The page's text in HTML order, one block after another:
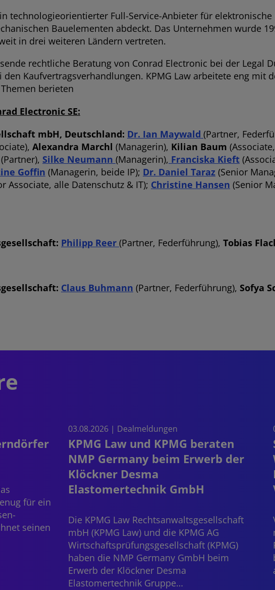
technologieorientierter Full-Service-Anbieter für
Bauelementen abdeckt. Das Unternehmen wurde
in drei weiteren Ländern vertreten.
rechtliche Beratung von Conrad Electronic bei der Legal
Kaufvertragsverhandlungen. KPMG Law arbeitete eng mit
berieten
Electronic SE:
mbH, Deutschland: Dr. Ian Maywald (Partner,
Alexandra Marchl (Managerin), Kilian Baum
(Partner), Silke Neumann (Managerin), Franciska Kieft
Goffin (Managerin, beide IP); Dr. Daniel Taraz (Senior
Associate, alle Datenschutz & IT); Christine Hansen (Senior
Philipp Reer (Partner, Federführung), Tobias
Claus Buhmann (Partner, Federführung), Sofya
für ein
seinen
03.08.2026 | Dealmeldungen
KPMG Law und KPMG beraten
NMP Germany beim Erwerb der
Klöckner Desma
Elastomertechnik GmbH
Die KPMG Law Rechtsanwaltsgesellschaft
mbH (KPMG Law) und die KPMG AG
Wirtschaftsprüfungsgesellschaft (KPMG)
haben die NMP Germany GmbH beim
Erwerb der Klöckner Desma
Elastomertechnik Gruppe…